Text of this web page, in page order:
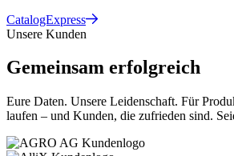
CatalogExpress
Unsere Kunden
Gemeinsam erfolgreich
Eure Daten. Unsere Leidenschaft. Für
laufen – und Kunden, die zufrieden sind.